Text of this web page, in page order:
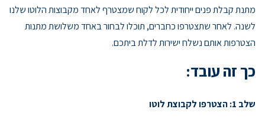
מתנת קבלת פנים ייחודית לכל לקוח שמצטרף לאחד מקבוצות הלוטו שלנו
לשנה. לאחר שתצטרפו כחברים, תוכלו לבחור באחד משלושת מתנות
הצטרפות אותם נשלח ישירות לדלת ביתכם.
כך זה עובד:
שלב 1: הצטרפו לקבוצת לוטו